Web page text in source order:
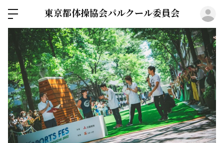
東京都体操協会パルクール委員会